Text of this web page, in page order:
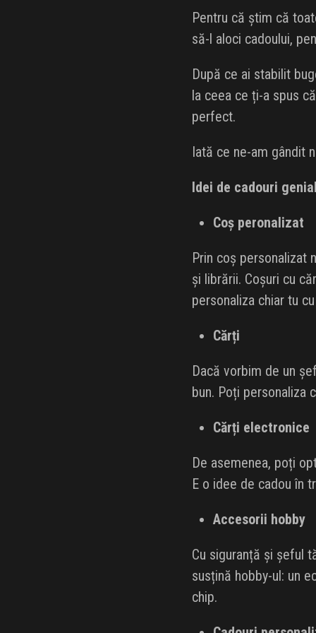
Pentru că știm că
să-l aloci cadoului,
După ce ai stabilit
la ceea ce ți-a spus
perfect.
Iată ce ne-am gândit
Idei de cadouri
Coș peronalizat
Prin coș personalizat
și librării. Coșuri cu
personaliza chiar tu
Cărți
Dacă vorbim de un
bun. Poți personaliza
Cărți electronice
De asemenea, poți
E o idee de cadou în
Accesorii hobby
Cu siguranță și șeful
susțină hobby-ul: un
chip.